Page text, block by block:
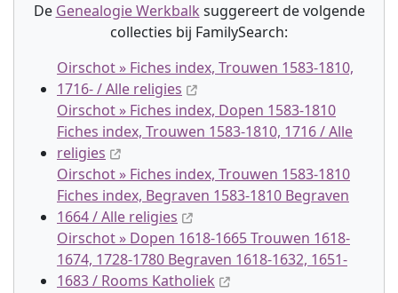
De Genealogie Werkbalk suggereert de volgende
collecties bij FamilySearch:
Oirschot » Fiches index, Trouwen 1583-1810,
1716- / Alle religies
Oirschot » Fiches index, Dopen 1583-1810
Fiches index, Trouwen 1583-1810, 1716 / Alle
religies
Oirschot » Fiches index, Trouwen 1583-1810
Fiches index, Begraven 1583-1810 Begraven
1664 / Alle religies
Oirschot » Dopen 1618-1665 Trouwen 1618-
1674, 1728-1780 Begraven 1618-1632, 1651-
1683 / Rooms Katholiek